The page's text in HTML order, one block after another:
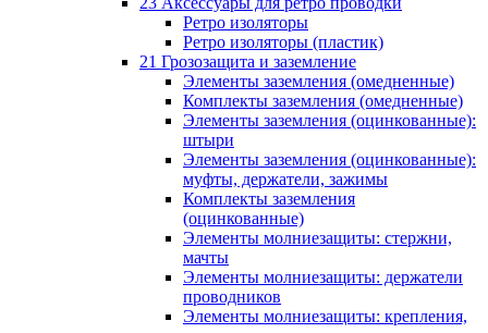
Ретро изоляторы
Ретро изоляторы (пластик)
21 Грозозащита и заземление
Элементы заземления (омедненные)
Комплекты заземления (омедненные)
Элементы заземления (оцинкованные):
штыри
Элементы заземления (оцинкованные):
муфты, держатели, зажимы
Комплекты заземления
(оцинкованные)
Элементы молниезащиты: стержни,
мачты
Элементы молниезащиты: держатели
проводников
Элементы молниезащиты: крепления,